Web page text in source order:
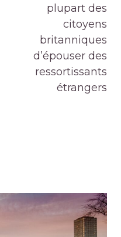
plupart des
citoyens
britanniques
d’épouser des
ressortissants
étrangers